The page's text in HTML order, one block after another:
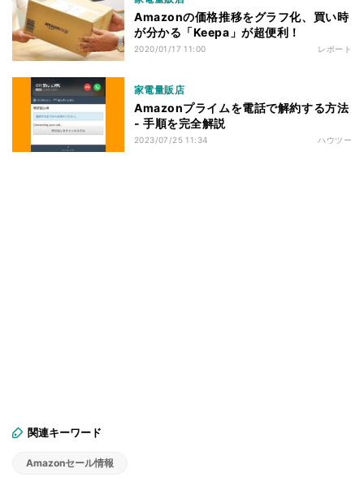
Amazonの価格推移をグラフ化、買い時
が分かる「Keepa」が超便利！
2020/01/17 11:00 レポート
家電量販店
Amazonプライムを電話で解約する方法
- 手順を完全解説
2023/07/25 11:34 ハウツー
関連キーワード
Amazonセール情報